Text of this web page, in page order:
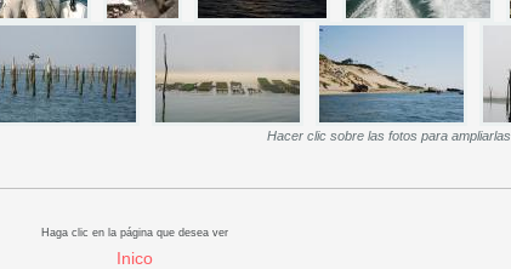
Hacer clic sobre las fotos para ampliarlas
Haga clic en la página que desea ver
Inico